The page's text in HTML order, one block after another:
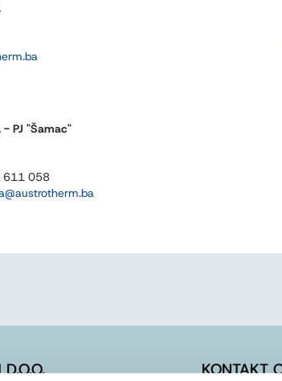
.ba
- PJ "Šamac"
611 058
@austrotherm.ba
KONTAKT